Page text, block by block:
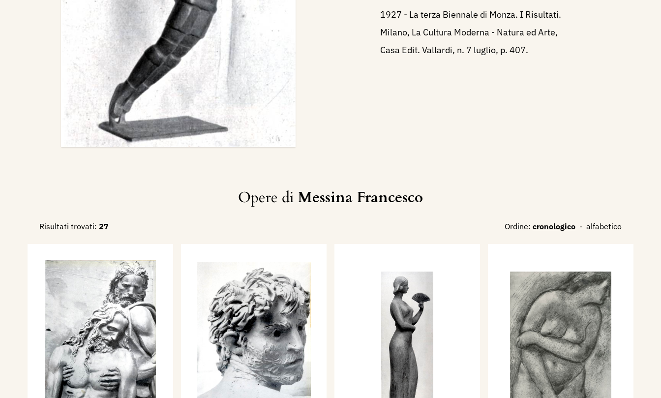
1927 - La terza Biennale di Monza. I Risultati.
Milano, La Cultura Moderna - Natura ed Arte,
Casa Edit. Vallardi, n. 7 luglio, p. 407.
Opere diMessina Francesco
Risultati trovati: 27 Ordine: cronologico - alfabetico